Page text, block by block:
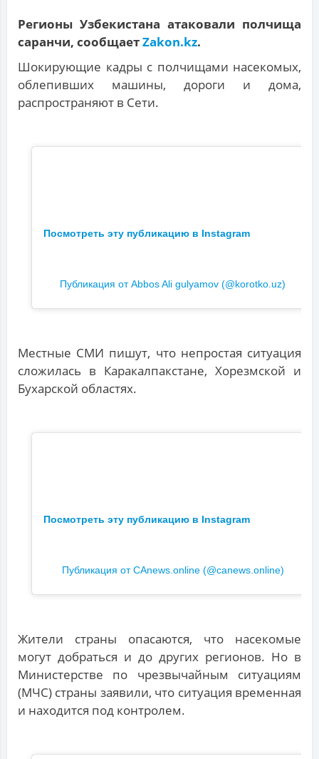
Регионы Узбекистана атаковали полчища
саранчи, сообщаетZakon.kz.
Шокирующие кадры с полчищами насекомых,
облепивших машины, дороги и дома,
распространяют в Сети.
Посмотреть эту публикацию в Instagram
Публикация от Abbos Ali gulyamov (@korotko.uz)
Местные СМИ пишут, что непростая ситуация
сложилась в Каракалпакстане, Хорезмской и
Бухарской областях.
Посмотреть эту публикацию в Instagram
Публикация от CAnews.online (@canews.online)
Жители страны опасаются, что насекомые
могут добраться и до других регионов. Но в
Министерстве по чрезвычайным ситуациям
(МЧС) страны заявили, что ситуация временная
и находится под контролем.